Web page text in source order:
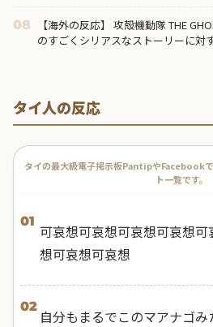
08
【海外の反応】 攻殻機動隊 THE
のすごくシリアスなストーリーに対
タイ人の反応
タイの最大級電子掲示板PantipやFacebook
ト一覧です。
01
可哀想可哀想可哀想可哀想
想可哀想可哀想
02
自分もまるでこのマアナゴ